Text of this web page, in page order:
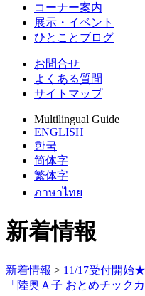
コーナー案内
展示・イベント
ひとことブログ
お問合せ
よくある質問
サイトマップ
Multilingual Guide
ENGLISH
한국
简体字
繁体字
ภาษาไทย
新着情報
新着情報 > 11/17受付開始
「陸奥Ａ子 おとめチック